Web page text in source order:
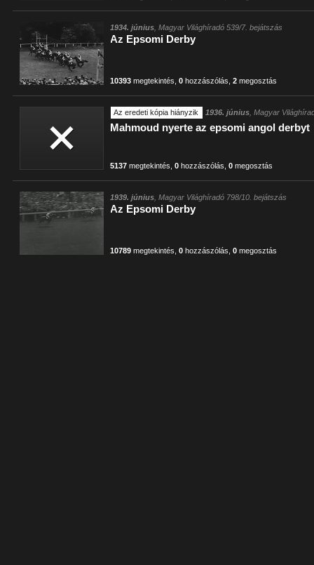
1934. június , Magyar Világhíradó 539/7. bejátszás
Az Epsomi Derby
10393 megtekintés ,0 hozzászólás ,2 megosztás
Az eredeti kópia hiányzik 1936. június , Magyar
Mahmoud nyerte az epsomi angol derbyt
5137 megtekintés ,0 hozzászólás ,0 megosztás
1939. június , Magyar Világhíradó 798/10. bejátszás
Az Epsomi Derby
10789 megtekintés ,0 hozzászólás ,0 megosztás